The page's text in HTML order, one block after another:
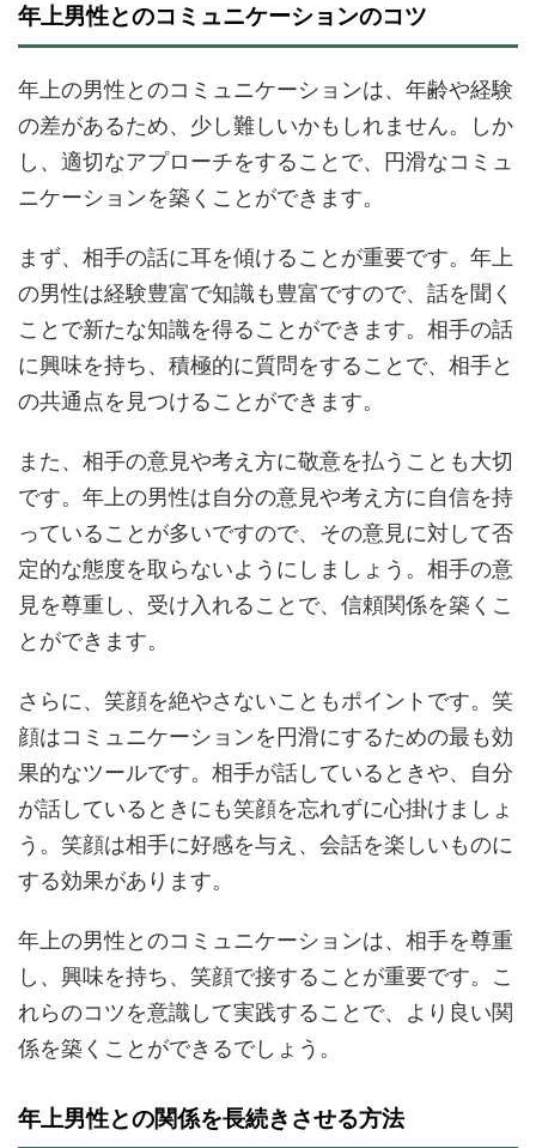
年上男性とのコミュニケーションのコツ
年上の男性とのコミュニケーションは、年齢や経験
の差があるため、少し難しいかもしれません。しか
し、適切なアプローチをすることで、円滑なコミュ
ニケーションを築くことができます。
まず、相手の話に耳を傾けることが重要です。年上
の男性は経験豊富で知識も豊富ですので、話を聞く
ことで新たな知識を得ることができます。相手の話
に興味を持ち、積極的に質問をすることで、相手と
の共通点を見つけることができます。
また、相手の意見や考え方に敬意を払うことも大切
です。年上の男性は自分の意見や考え方に自信を持
っていることが多いですので、その意見に対して否
定的な態度を取らないようにしましょう。相手の意
見を尊重し、受け入れることで、信頼関係を築くこ
とができます。
さらに、笑顔を絶やさないこともポイントです。笑
顔はコミュニケーションを円滑にするための最も効
果的なツールです。相手が話しているときや、自分
が話しているときにも笑顔を忘れずに心掛けましょ
う。笑顔は相手に好感を与え、会話を楽しいものに
する効果があります。
年上の男性とのコミュニケーションは、相手を尊重
し、興味を持ち、笑顔で接することが重要です。こ
れらのコツを意識して実践することで、より良い関
係を築くことができるでしょう。
年上男性との関係を長続きさせる方法